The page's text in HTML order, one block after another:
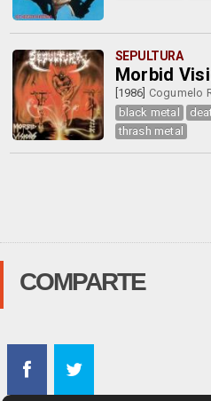
SEPULTURA
Morbid
[1986] Cogumelo
black metal
thrash metal
COMPARTE